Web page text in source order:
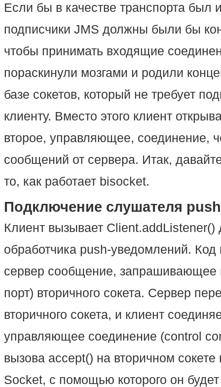
Если бы в качестве транспорта был
подписчики JMS должны были бы
чтобы принимать входящие
пораскинули мозгами и родили
базе сокетов, который не требует
клиенту. Вместо этого клиент
второе, управляющее, соединение,
сообщений от сервера. Итак,
то, как работает bisocket.
Подключение слушателя
Клиент вызывает Client.addListener()
обработчика push-уведомлений. Код
сервер сообщение, запрашивающее
порт) вторичного сокета. Сервер
вторичного сокета, и клиент
управляющее соединение (control
вызова accept() на вторичном сокете
Socket, с помощью которого он